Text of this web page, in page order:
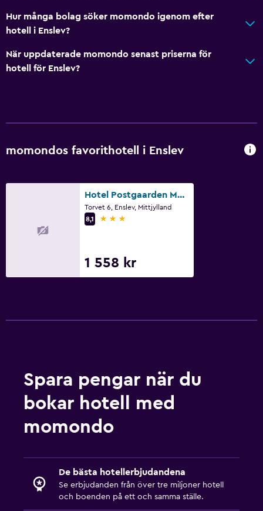
Hur många bolag söker momondo igenom efter
hotell i Enslev?
När uppdaterade momondo senast priserna för
hotell för Enslev?
momondos favorithotell i Enslev
Hotel Postgaarden Mariager
Torvet 6, Enslev, Mittjylland
8,1
3 stjärnor
1 558 kr
Spara pengar när du
bokar hotell med
momondo
De bästa hotellerbjudandena
Se erbjudanden från över tre miljoner hotell
och boenden på ett och samma ställe.